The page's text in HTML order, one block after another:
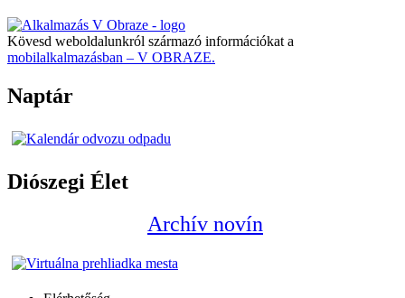
Kövesd weboldalunkról származó információkat a
mobilalkalmazásban – V OBRAZE.
Naptár
Diószegi Élet
Archív novín